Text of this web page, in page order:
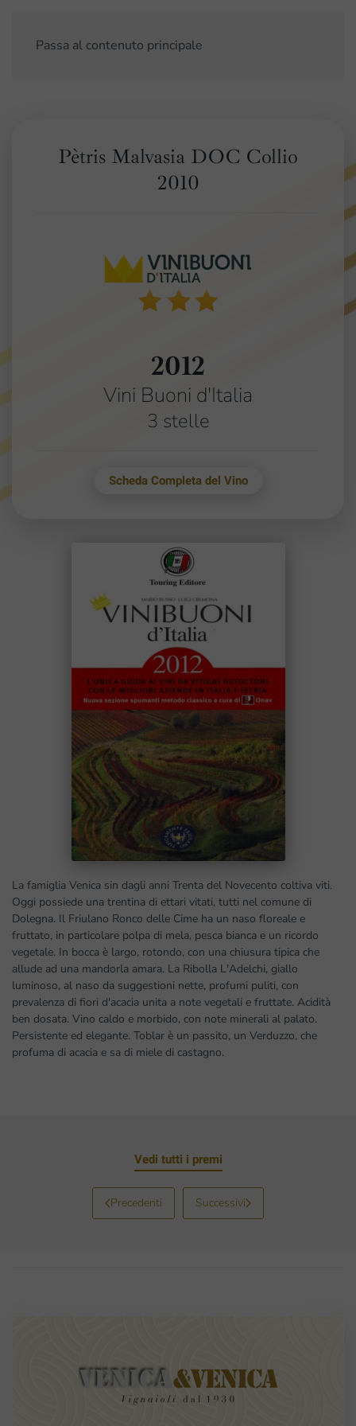
Passa al contenuto principale
Pètris Malvasia DOC Collio
2010
2012
Vini Buoni d'Italia
3 stelle
Scheda Completa del Vino
La famiglia Venica sin dagli anni Trenta del Novecento coltiva viti.
Oggi possiede una trentina di ettari vitati, tutti nel comune di
Dolegna. Il Friulano Ronco delle Cime ha un naso floreale e
fruttato, in particolare polpa di mela, pesca bianca e un ricordo
vegetale. In bocca è largo, rotondo, con una chiusura tipica che
allude ad una mandorla amara. La Ribolla L'Adelchi, giallo
luminoso, al naso da suggestioni nette, profumi puliti, con
prevalenza di fiori d'acacia unita a note vegetali e fruttate. Acidità
ben dosata. Vino caldo e morbido, con note minerali al palato.
Persistente ed elegante. Toblar è un passito, un Verduzzo, che
profuma di acacia e sa di miele di castagno.
Vedi tutti i premi
Precedenti Successivi